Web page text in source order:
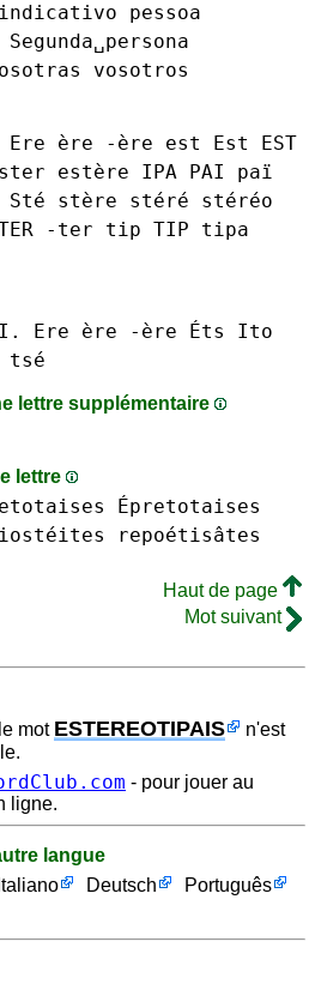
pessoa
Segunda␣persona
vosotros
Ere ère -ère
est Est EST
estère IPA PAI paï
Sté stère stéré
stéréo
-ter tip TIP
tipa
Ere ère -ère Éts
Ito
tsé
lettre supplémentaire
lettre
Épretotaises
repoétisâtes
Haut de page
Mot suivant
mot ESTEREOTIPAIS
n'est
- pour jouer au
ligne.
langue
Italiano Deutsch
Português